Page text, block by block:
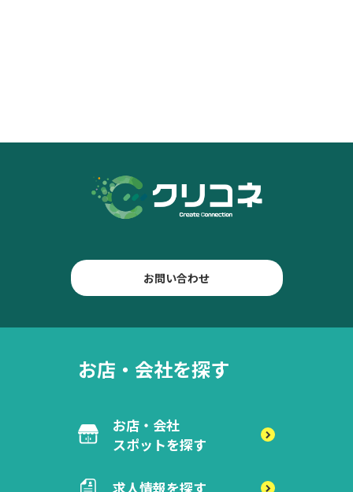
お問い合わせ
お店・会社を探す
お店・会社
スポットを探す
求人情報を探す